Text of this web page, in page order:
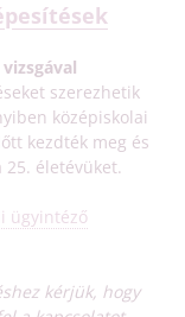
l
szerezhetik
középiskolai
kezdték meg és
életévüket.
ügyintéző
kérjük, hogy